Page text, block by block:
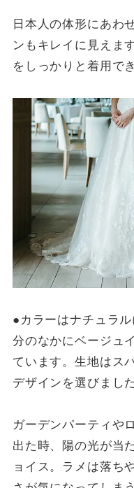
日本人の体形にあわ
ンもキレイに見えま
をしっかりと着用で
●カラーはナチュラ
分のなかにベージュ
ています。生地はス
デザインを選びました
ガーデンパーティや
出た時、陽の光が当
ョイス。ラメは落ち